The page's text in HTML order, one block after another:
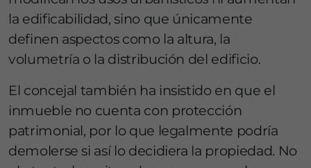
la edificabilidad, sino que únicamente
definen aspectos como la altura, la
volumetría o la distribución del edificio.
El concejal también ha insistido en que el
inmueble no cuenta con protección
patrimonial, por lo que legalmente podría
demolerse si así lo decidiera la propiedad. No